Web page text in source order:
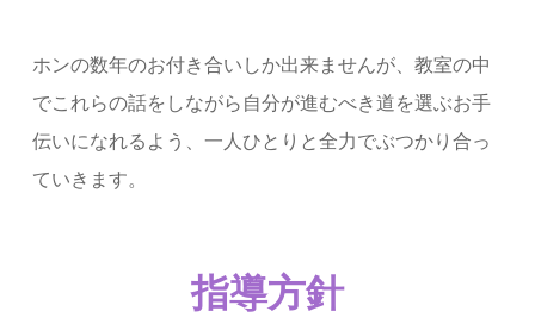
ホンの数年のお付き合いしか出来ませんが、教室の中
でこれらの話をしながら自分が進むべき道を選ぶお手
伝いになれるよう、一人ひとりと全力でぶつかり合っ
ていきます。
指導方針